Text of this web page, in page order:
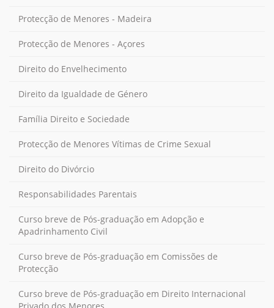
Protecção de Menores - Madeira
Protecção de Menores - Açores
Direito do Envelhecimento
Direito da Igualdade de Género
Família Direito e Sociedade
Protecção de Menores Vítimas de Crime Sexual
Direito do Divórcio
Responsabilidades Parentais
Curso breve de Pós-graduação em Adopção e
Apadrinhamento Civil
Curso breve de Pós-graduação em Comissões de
Protecção
Curso breve de Pós-graduação em Direito Internacional